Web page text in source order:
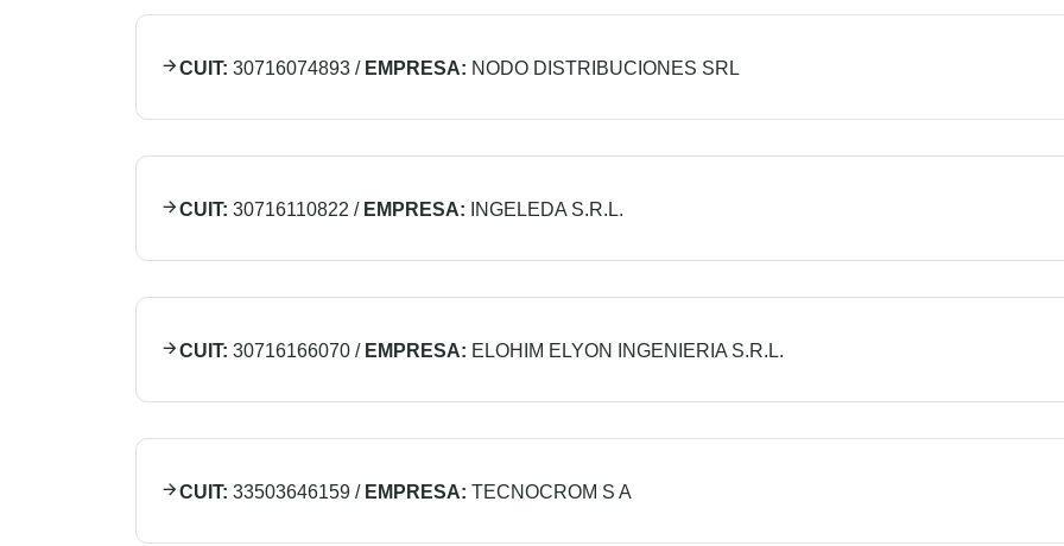
CUIT: 30716074893 / EMPRESA: NODO DISTRIBUCIONES SRL
CUIT: 30716110822 / EMPRESA: INGELEDA S.R.L.
CUIT: 30716166070 / EMPRESA: ELOHIM ELYON INGENIERIA S.R.L.
CUIT: 33503646159 / EMPRESA: TECNOCROM S A